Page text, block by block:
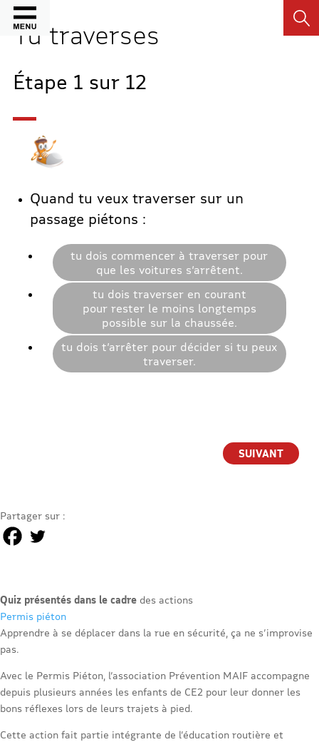
Tu traverses
Étape 1 sur 12
Quand tu veux traverser sur un
passage piétons :
tu dois commencer à traverser pour
que les voitures s’arrêtent.
tu dois traverser en courant
pour rester le moins longtemps
possible sur la chaussée.
tu dois t’arrêter pour décider si tu peux
traverser.
Partager sur :
Quiz présentés dans le cadre des actions
Permis piéton
Apprendre à se déplacer dans la rue en sécurité, ça ne s’improvise
pas.
Avec le Permis Piéton, l’association Prévention MAIF accompagne
depuis plusieurs années les enfants de CE2 pour leur donner les
bons réflexes lors de leurs trajets à pied.
Cette action fait partie intégrante de l’éducation routière et